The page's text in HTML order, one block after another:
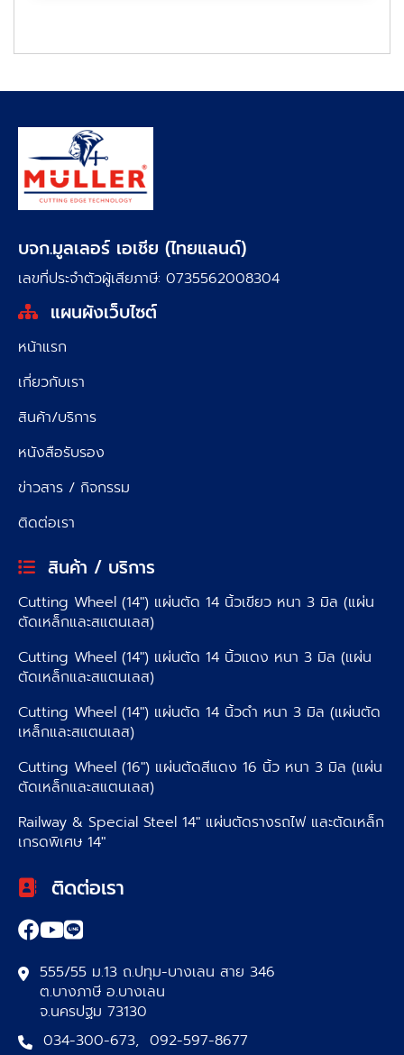
บจก.มูลเลอร์ เอเชีย (ไทยแลนด์)
เลขที่ประจำตัวผู้เสียภาษี: 0735562008304
แผนผังเว็บไซต์
หน้าแรก
เกี่ยวกับเรา
สินค้า/บริการ
หนังสือรับรอง
ข่าวสาร / กิจกรรม
ติดต่อเรา
สินค้า / บริการ
Cutting Wheel (14″) แผ่นตัด 14 นิ้วเขียว หนา 3 มิล (แผ่น
ตัดเหล็กและสแตนเลส)
Cutting Wheel (14″) แผ่นตัด 14 นิ้วแดง หนา 3 มิล (แผ่น
ตัดเหล็กและสแตนเลส)
Cutting Wheel (14″) แผ่นตัด 14 นิ้วดำ หนา 3 มิล (แผ่นตัด
เหล็กและสแตนเลส)
Cutting Wheel (16″) แผ่นตัดสีแดง 16 นิ้ว หนา 3 มิล (แผ่น
ตัดเหล็กและสแตนเลส)
Railway & Special Steel 14″ แผ่นตัดรางรถไฟ และตัดเหล็ก
เกรดพิเศษ 14″
ติดต่อเรา
555/55 ม.13 ถ.ปทุม-บางเลน สาย 346
ต.บางภาษี อ.บางเลน
จ.นครปฐม 73130
034-300-673, 092-597-8677